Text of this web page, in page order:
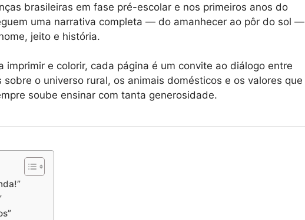
brasileiras em fase pré-escolar e nos primeiros anos do
uma narrativa completa — do amanhecer ao pôr do sol —
jeito e história.
imprimir e colorir, cada página é um convite ao diálogo entre
o universo rural, os animais domésticos e os valores que
soube ensinar com tanta generosidade.